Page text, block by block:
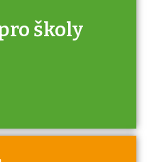
školy
zkoušce a kde